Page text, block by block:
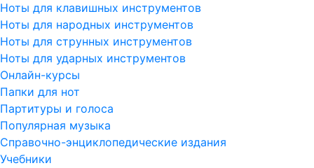
Ноты для клавишных инструментов
Ноты для народных инструментов
Ноты для струнных инструментов
Ноты для ударных инструментов
Онлайн-курсы
Папки для нот
Партитуры и голоса
Популярная музыка
Справочно-энциклопедические издания
Учебники